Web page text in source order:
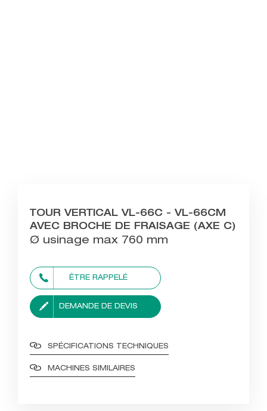
TOUR VERTICAL VL-66C - VL-66CM
AVEC BROCHE DE FRAISAGE (AXE C)
Ø usinage max 760 mm
ÊTRE RAPPELÉ
DEMANDE DE DEVIS
SPÉCIFICATIONS TECHNIQUES
MACHINES SIMILAIRES